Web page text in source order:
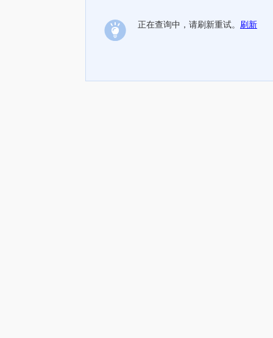
正在查询中，请刷新重试。 刷新